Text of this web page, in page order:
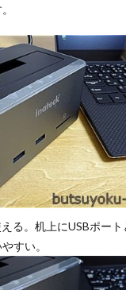
る。机上にUSBポー
すい。